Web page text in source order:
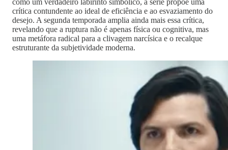
crítica contundente ao ideal de eficiência e ao esvaziamento do
desejo. A segunda temporada amplia ainda mais essa crítica,
revelando que a ruptura não é apenas física ou cognitiva, mas
uma metáfora radical para a clivagem narcísica e o recalque
estruturante da subjetividade moderna.